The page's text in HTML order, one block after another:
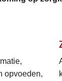
opvoeden,